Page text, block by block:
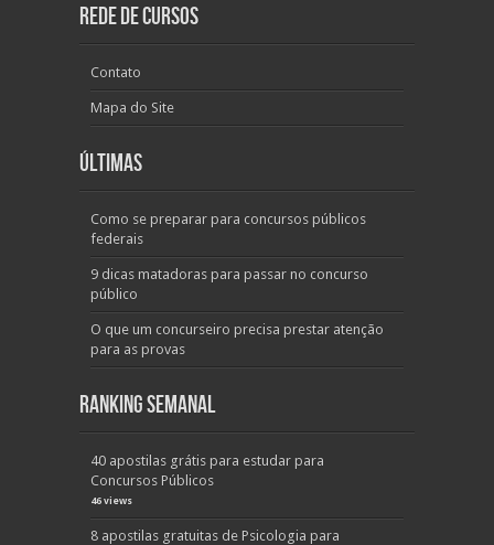
Rede de Cursos
Contato
Mapa do Site
Últimas
Como se preparar para concursos públicos
federais
9 dicas matadoras para passar no concurso
público
O que um concurseiro precisa prestar atenção
para as provas
Ranking Semanal
40 apostilas grátis para estudar para
Concursos Públicos
46 views
8 apostilas gratuitas de Psicologia para